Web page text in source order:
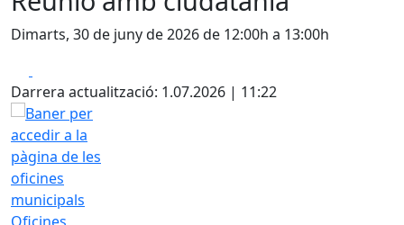
Dimarts, 30 de juny de 2026 de 12:00h a 13:00h
Darrera actualització: 1.07.2026 | 11:22